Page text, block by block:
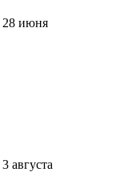
28 июня
3 августа